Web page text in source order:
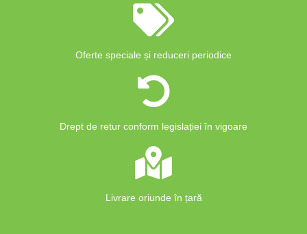
Oferte speciale și reduceri periodice
Drept de retur conform legislației în vigoare
Livrare oriunde în țară